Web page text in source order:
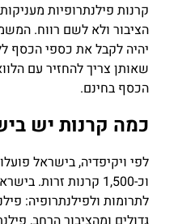
קרנות פילנתרופיות
הציבור ולא לשם רווח.
יהיה לקבל את כספי הכסף
שאותן צריך להחזיר עם
הכסף בחינם.
כמה קרנות יש
וכ-1,500 קרנות
לתרומות ולפילנתרופיה: